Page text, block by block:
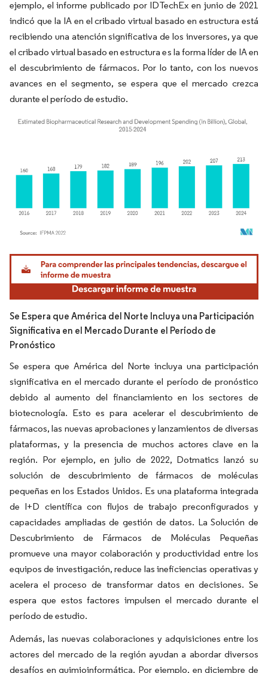
ejemplo, el informe publicado por IDTechEx en junio de 2021
indicó que la IA en el cribado virtual basado en estructura está
recibiendo una atención significativa de los inversores, ya que
el cribado virtual basado en estructura es la forma líder de IA en
el descubrimiento de fármacos. Por lo tanto, con los nuevos
avances en el segmento, se espera que el mercado crezca
durante el período de estudio.
Imagen © Mordor Intelligence. El uso requiere atribución según CC BY 4.0.
Se Espera que América del Norte Incluya una Participación
Significativa en el Mercado Durante el Período de
Pronóstico
Se espera que América del Norte incluya una participación
significativa en el mercado durante el período de pronóstico
debido al aumento del financiamiento en los sectores de
biotecnología. Esto es para acelerar el descubrimiento de
fármacos, las nuevas aprobaciones y lanzamientos de diversas
plataformas, y la presencia de muchos actores clave en la
región. Por ejemplo, en julio de 2022, Dotmatics lanzó su
solución de descubrimiento de fármacos de moléculas
pequeñas en los Estados Unidos. Es una plataforma integrada
de I+D científica con flujos de trabajo preconfigurados y
capacidades ampliadas de gestión de datos. La Solución de
Descubrimiento de Fármacos de Moléculas Pequeñas
promueve una mayor colaboración y productividad entre los
equipos de investigación, reduce las ineficiencias operativas y
acelera el proceso de transformar datos en decisiones. Se
espera que estos factores impulsen el mercado durante el
período de estudio.
Además, las nuevas colaboraciones y adquisiciones entre los
actores del mercado de la región ayudan a abordar diversos
desafíos en quimioinformática. Por ejemplo, en diciembre de